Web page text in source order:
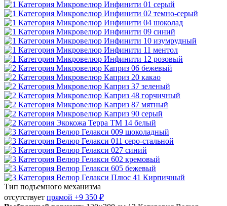
Тип подъемного механизма
отсутствует прямой +9 350 ₽